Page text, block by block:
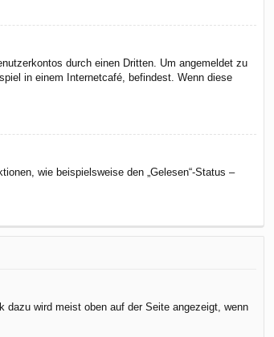
durch einen Dritten. Um angemeldet zu
in einem Internetcafé, befindest. Wenn diese
wie beispielsweise den „Gelesen“-Status –
dazu wird meist oben auf der Seite angezeigt, wenn